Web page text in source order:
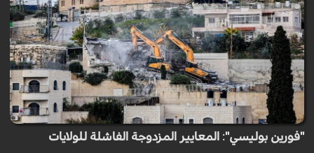
"فورين بوليسي": المعايير المزدوجة الفاشلة للولايات